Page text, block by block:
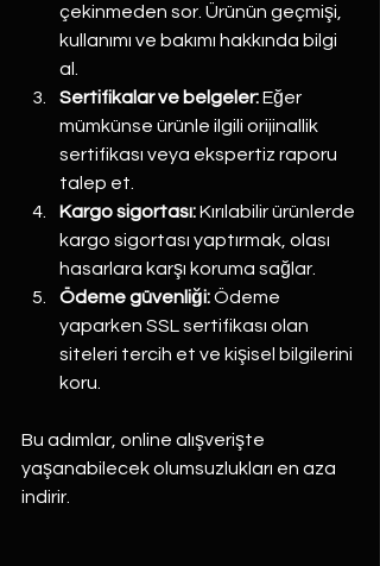
çekinmeden sor. Ürünün geçmişi,
kullanımı ve bakımı hakkında bilgi
al.
Sertifikalar ve belgeler: Eğer
mümkünse ürünle ilgili orijinallik
sertifikası veya ekspertiz raporu
talep et.
Kargo sigortası: Kırılabilir ürünlerde
kargo sigortası yaptırmak, olası
hasarlara karşı koruma sağlar.
Ödeme güvenliği: Ödeme
yaparken SSL sertifikası olan
siteleri tercih et ve kişisel bilgilerini
koru.
Bu adımlar, online alışverişte
yaşanabilecek olumsuzlukları en aza
indirir.